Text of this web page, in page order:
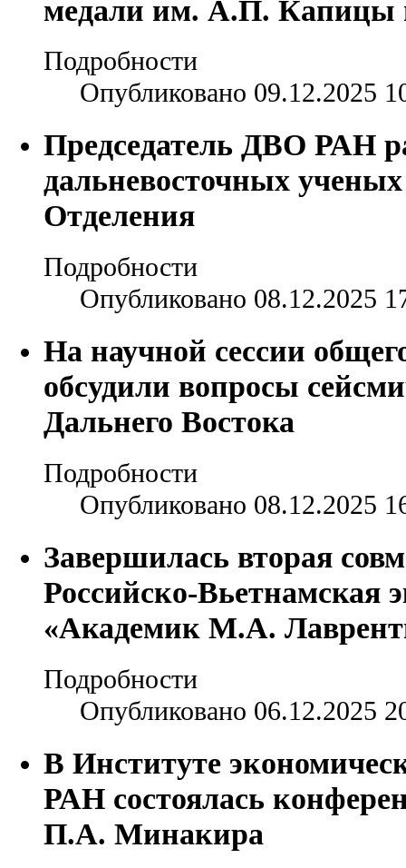
медали им. А.П. Капицы
Подробности
Опубликовано 09.12.2025
Председатель ДВО РАН
дальневосточных
Отделения
Подробности
Опубликовано 08.12.2025
На научной сессии
обсудили вопросы
Дальнего Востока
Подробности
Опубликовано 08.12.2025
Завершилась вторая
Российско-Вьетнамская
«Академик М.А.
Подробности
Опубликовано 06.12.2025
В Институте
РАН состоялась
П.А. Минакира